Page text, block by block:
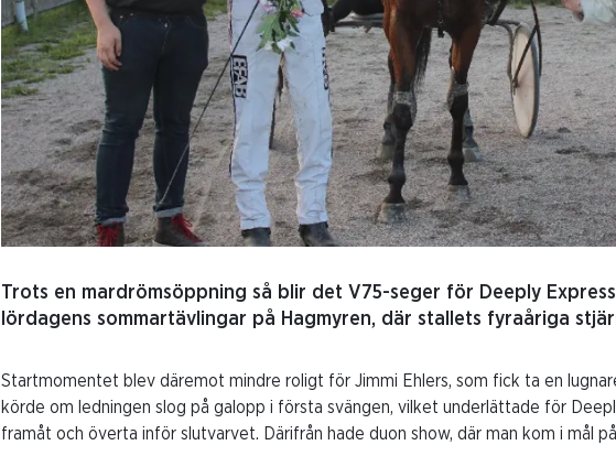
Trots en mardrömsöppning så blir det V75-seger för Deeply
lördagens sommartävlingar på Hagmyren, där stallets fyraåriga
Startmomentet blev däremot mindre roligt för Jimmi Ehlers, som fick ta en
körde om ledningen slog på galopp i första svängen, vilket underlättade för
framåt och överta inför slutvarvet. Därifrån hade duon show, där man kom i mål på